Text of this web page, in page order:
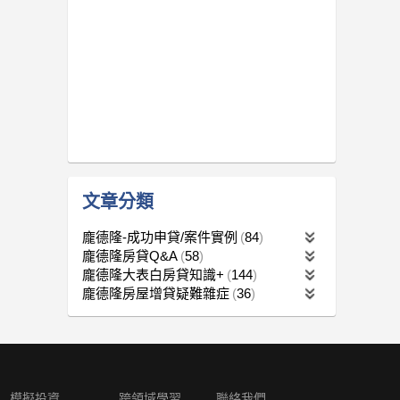
文章分類
龐德隆-成功申貸/案件實例
84
龐德隆房貸Q&A 58
龐德隆大表白房貸知識+ 144
龐德隆房屋增貸疑難雜症 36